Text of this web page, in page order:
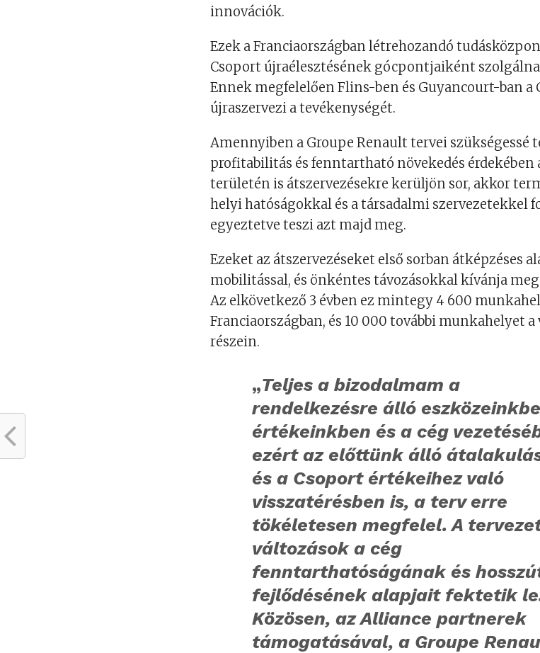
innovációk.
Ezek a Franciaországban létrehozandó
Csoport újraélesztésének gócpontjaiként
Ennek megfelelően Flins-ben és Guyancourt-ban a
újraszervezi a tevékenységét.
Amennyiben a Groupe Renault tervei szükségessé
profitabilitás és fenntartható növekedés érdekében
területén is átszervezésekre kerüljön sor, akkor
helyi hatóságokkal és a társadalmi szervezetekkel
egyeztetve teszi azt majd meg.
Ezeket az átszervezéseket első sorban átképzéses
mobilitással, és önkéntes távozásokkal kívánja
Az elkövetkező 3 évben ez mintegy 4 600
Franciaországban, és 10 000 további munkahelyet a
részein.
„Teljes a bizodalmam a
rendelkezésre álló
értékeinkben és a cég
ezért az előttünk álló
és a Csoport értékeihez való
visszatérésben is, a terv erre
tökéletesen megfelel. A
változások a cég
fenntarthatóságának és
fejlődésének alapjait fektetik
Közösen, az Alliance partnerek
támogatásával, a Groupe